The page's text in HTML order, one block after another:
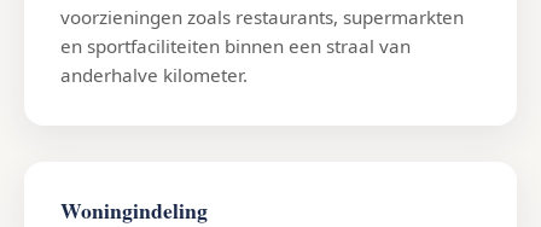
voorzieningen zoals restaurants, supermarkten
en sportfaciliteiten binnen een straal van
anderhalve kilometer.
Woningindeling